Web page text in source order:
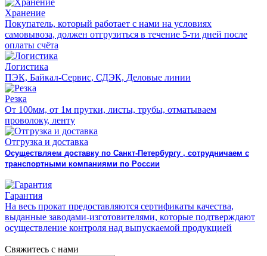
Хранение
Покупатель, который работает с нами на условиях
самовывоза, должен отгрузиться в течение 5-ти дней после
оплаты счёта
Логистика
ПЭК, Байкал-Сервис, СДЭК, Деловые линии
Резка
От 100мм, от 1м прутки, листы, трубы, отматываем
проволоку, ленту
Отгрузка и доставка
Осуществляем доставку по Санкт-Петербургу , сотрудничаем с
транспортными компаниями по России
Гарантия
На весь прокат предоставляются сертификаты качества,
выданные заводами-изготовителями, которые подтверждают
осуществление контроля над выпускаемой продукцией
Свяжитесь с нами